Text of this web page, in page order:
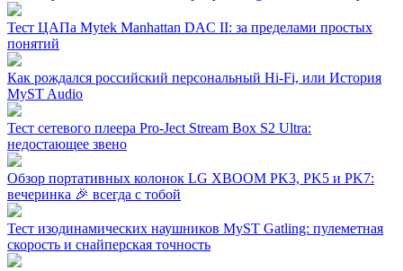
Тест ЦАПа Mytek Manhattan DAC II: за пределами простых
понятий
Как рождался российский персональный Hi-Fi, или История
MyST Audio
Тест сетевого плеера Pro-Ject Stream Box S2 Ultra:
недостающее звено
Обзор портативных колонок LG XBOOM PK3, PK5 и PK7:
вечеринка 🎉 всегда с тобой
Тест изодинамических наушников MyST Gatling: пулеметная
скорость и снайперская точность